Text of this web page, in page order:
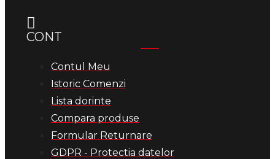
CONT
Contul Meu
Istoric Comenzi
Lista dorinte
Compara produse
Formular Returnare
GDPR - Protectia datelor